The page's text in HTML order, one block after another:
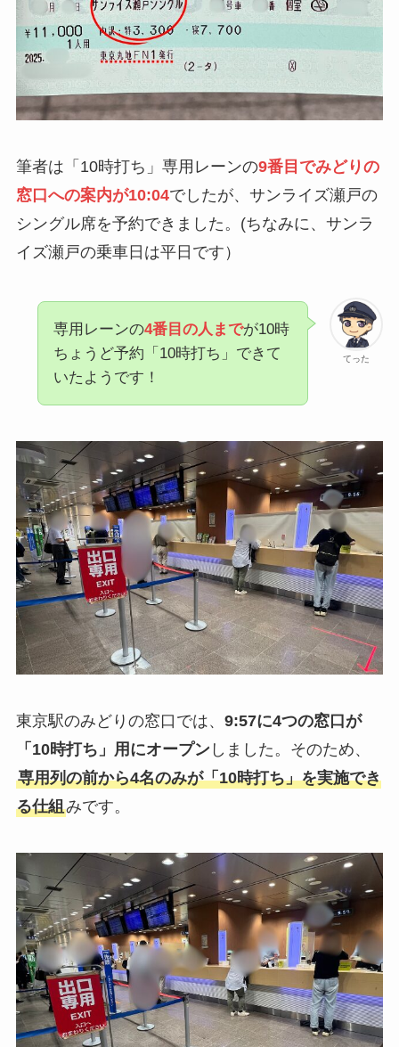
筆者は「10時打ち」専用レーンの9番目でみどりの
窓口への案内が10:04でしたが、サンライズ瀬戸の
シングル席を予約できました。(ちなみに、サンラ
イズ瀬戸の乗車日は平日です）
てった
専用レーンの4番目の人までが10時
ちょうど予約「10時打ち」できて
いたようです！
東京駅のみどりの窓口では、 9:57に4つの窓口が
「10時打ち」用にオープンしました。そのため、
専用列の前から4名のみが「10時打ち」を実施でき
る仕組みです。